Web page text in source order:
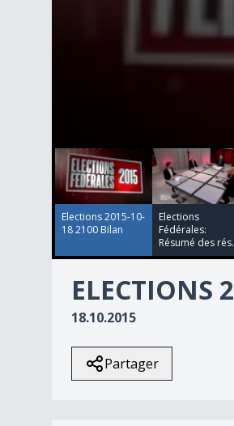
0
seconds
of
3
minutes,
30
seconds Volume
Elections 2015-10-
18 2100 Bilan
Elections
Fédérales:
Résumé des
ELECTIONS
18.10.2015
Partager